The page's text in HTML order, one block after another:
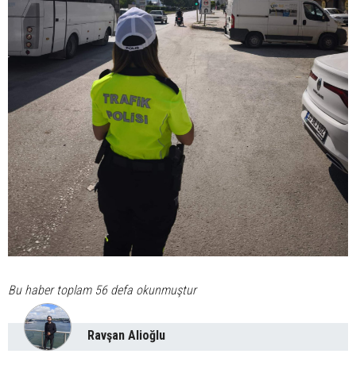
Bu haber toplam 56 defa okunmuştur
Ravşan Alioğlu